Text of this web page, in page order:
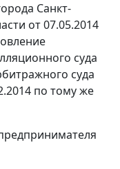
Санкт-
от 07.05.2014
суда
суда
по тому же